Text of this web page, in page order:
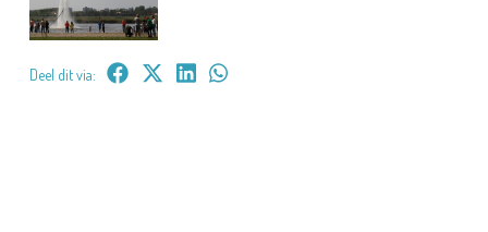
Deel dit via: